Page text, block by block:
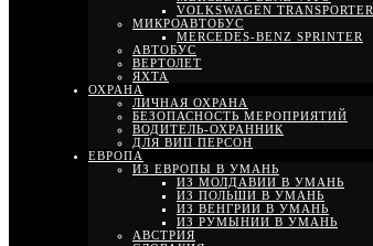
VOLKSWAGEN TRANSPORTER
МИКРОАВТОБУС
MERCEDES-BENZ SPRINTER
АВТОБУС
ВЕРТОЛЕТ
ЯХТА
ОХРАНА
ЛИЧНАЯ ОХРАНА
БЕЗОПАСНОСТЬ МЕРОПРИЯТИЙ
ВОДИТЕЛЬ-ОХРАННИК
ДЛЯ ВИП ПЕРСОН
ЕВРОПА
ИЗ ЕВРОПЫ В УМАНЬ
ИЗ МОЛДАВИИ В УМАНЬ
ИЗ ПОЛЬШИ В УМАНЬ
ИЗ ВЕНГРИИ В УМАНЬ
ИЗ РУМЫНИИ В УМАНЬ
АВСТРИЯ